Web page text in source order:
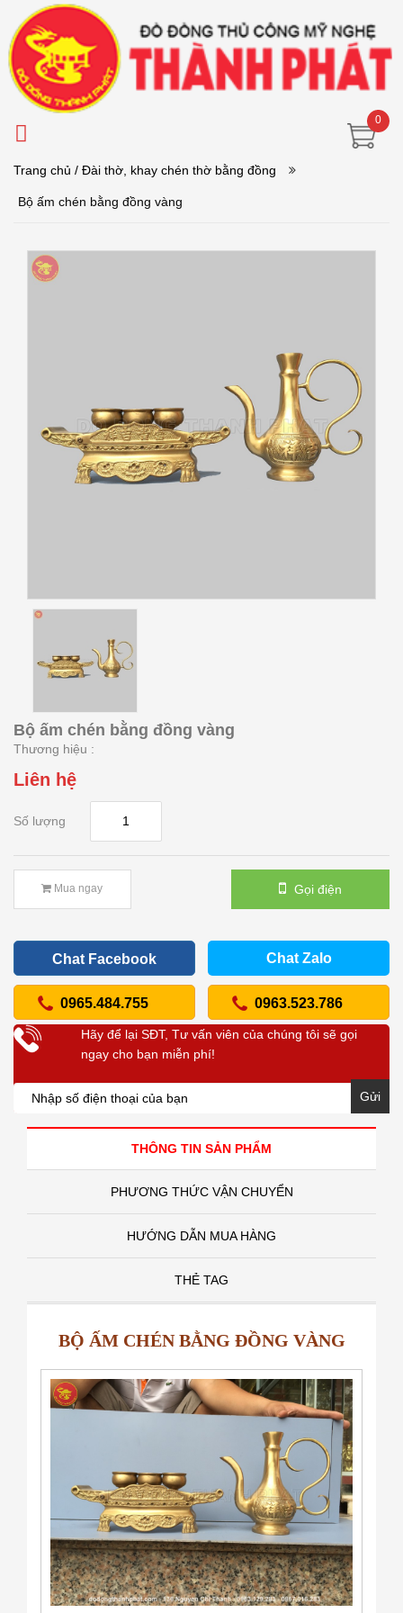
0
Trang chủ / Đài thờ, khay chén thờ bằng đồng
Bộ ấm chén bằng đồng vàng
Bộ ấm chén bằng đồng vàng
Thương hiệu :
Liên hệ
Số lượng
Mua ngay Gọi điện
Chat Facebook Chat Zalo
0965.484.755 0963.523.786
Hãy để lại SĐT, Tư vấn viên của chúng tôi sẽ gọi
ngay cho bạn miễn phí!
Gửi
THÔNG TIN SẢN PHẨM
PHƯƠNG THỨC VẬN CHUYỂN
HƯỚNG DẪN MUA HÀNG
THẺ TAG
BỘ ẤM CHÉN BẰNG ĐỒNG VÀNG